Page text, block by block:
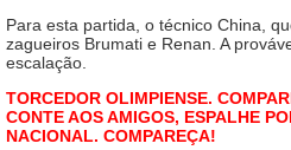
Para esta partida, o técnico China,
zagueiros Brumati e Renan. A
escalação.
TORCEDOR OLIMPIENSE.
CONTE AOS AMIGOS, ESPALHE
NACIONAL. COMPAREÇA!